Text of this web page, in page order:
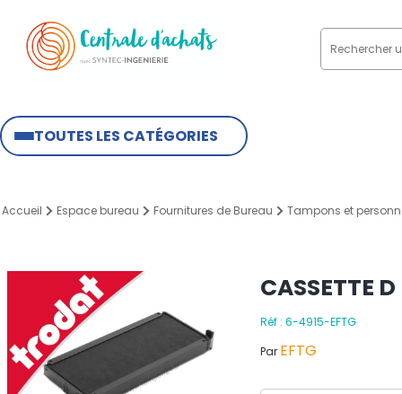
TOUTES LES CATÉGORIES
Accueil Espace bureau Fournitures de Bureau Tampons et
CASSETTE
Réf : 6-4915-EFTG
Par EFTG